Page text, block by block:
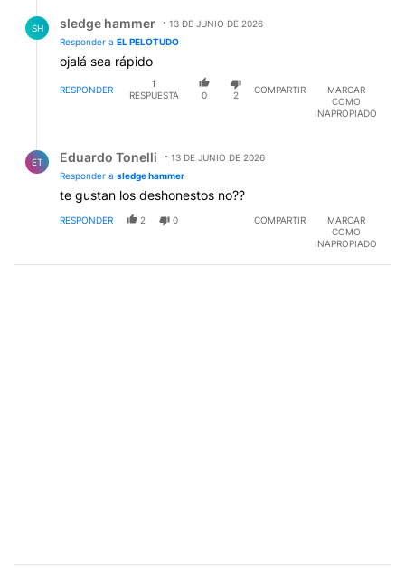
SH sledge hammer
13 DE JUNIO DE 2026
Responder a EL PELOTUDO
ojalá sea rápido
RESPONDER
1
RESPUESTA
0 2
COMPARTIR
MARCAR
COMO
INAPROPIADO
ET Eduardo Tonelli
13 DE JUNIO DE 2026
Responder a sledge hammer
te gustan los deshonestos no??
RESPONDER 2 0 COMPARTIR
MARCAR
COMO
INAPROPIADO